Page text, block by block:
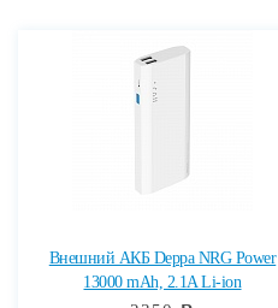
Внешний АКБ Deppa NRG Power
13000 mAh, 2.1A Li-ion